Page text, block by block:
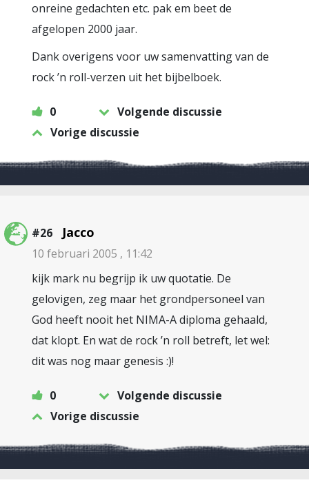
onreine gedachten etc. pak em beet de
afgelopen 2000 jaar.
Dank overigens voor uw samenvatting van de
rock ’n roll-verzen uit het bijbelboek.
0
Volgende discussie
Vorige discussie
#26 Jacco
10 februari 2005 , 11:42
kijk mark nu begrijp ik uw quotatie. De
gelovigen, zeg maar het grondpersoneel van
God heeft nooit het NIMA-A diploma gehaald,
dat klopt. En wat de rock ’n roll betreft, let wel:
dit was nog maar genesis :)!
0
Volgende discussie
Vorige discussie